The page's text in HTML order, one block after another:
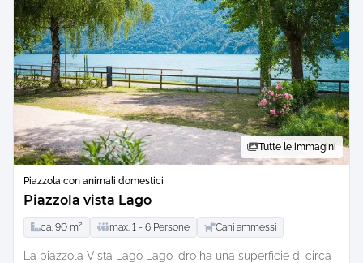
Tutte le immagini
Piazzola con animali domestici
Piazzola vista Lago
ca. 90 m² max. 1 - 6 Persone Cani ammessi
La piazzola Vista Lago Lago idro ha una superficie di circa